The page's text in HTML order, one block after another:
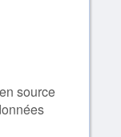
source